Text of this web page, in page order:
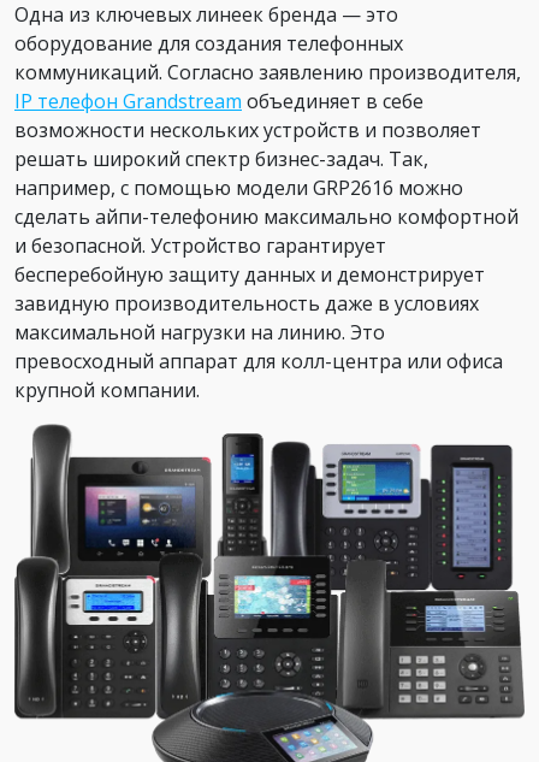
Одна из ключевых линеек бренда — это
оборудование для создания телефонных
коммуникаций. Согласно заявлению производителя,
IP телефон Grandstream объединяет в себе
возможности нескольких устройств и позволяет
решать широкий спектр бизнес-задач. Так,
например, с помощью модели GRP2616 можно
сделать айпи-телефонию максимально комфортной
и безопасной. Устройство гарантирует
бесперебойную защиту данных и демонстрирует
завидную производительность даже в условиях
максимальной нагрузки на линию. Это
превосходный аппарат для колл-центра или офиса
крупной компании.